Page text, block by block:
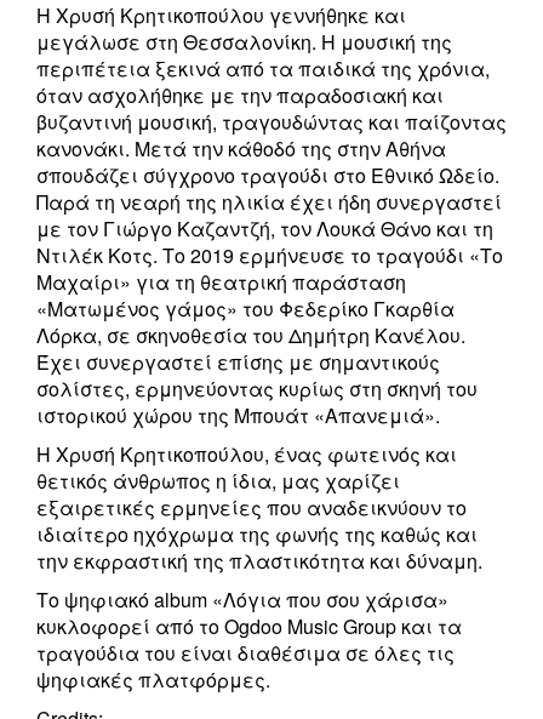
Η Χρυσή Κρητικοπούλου γεννήθηκε και
μεγάλωσε στη Θεσσαλονίκη. Η μουσική της
περιπέτεια ξεκινά από τα παιδικά της χρόνια,
όταν ασχολήθηκε με την παραδοσιακή και
βυζαντινή μουσική, τραγουδώντας και παίζοντας
κανονάκι. Μετά την κάθοδό της στην Αθήνα
σπουδάζει σύγχρονο τραγούδι στο Εθνικό Ωδείο.
Παρά τη νεαρή της ηλικία έχει ήδη συνεργαστεί
με τον Γιώργο Καζαντζή, τον Λουκά Θάνο και τη
Ντιλέκ Κοτς. Το 2019 ερμήνευσε το τραγούδι «Το
Μαχαίρι» για τη θεατρική παράσταση
«Ματωμένος γάμος» του Φεδερίκο Γκαρθία
Λόρκα, σε σκηνοθεσία του Δημήτρη Κανέλου.
Έχει συνεργαστεί επίσης με σημαντικούς
σολίστες, ερμηνεύοντας κυρίως στη σκηνή του
ιστορικού χώρου της Μπουάτ «Απανεμιά».
Η Χρυσή Κρητικοπούλου, ένας φωτεινός και
θετικός άνθρωπος η ίδια, μας χαρίζει
εξαιρετικές ερμηνείες που αναδεικνύουν το
ιδιαίτερο ηχόχρωμα της φωνής της καθώς και
την εκφραστική της πλαστικότητα και δύναμη.
Το ψηφιακό album «Λόγια που σου χάρισα»
κυκλοφορεί από το Ogdoo Music Group και τα
τραγούδια του είναι διαθέσιμα σε όλες τις
ψηφιακές πλατφόρμες.